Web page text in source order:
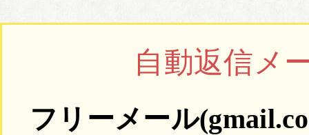
自動返信メ
フリーメール